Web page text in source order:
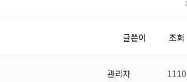
글쓴이 조회
관리자 1110